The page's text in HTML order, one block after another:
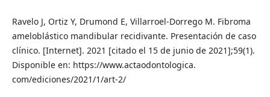
Ravelo J, Ortiz Y, Drumond E, Villarroel-Dorrego M. Fibroma
ameloblástico mandibular recidivante. Presentación de caso
clínico. [Internet]. 2021 [citado el 15 de junio de 2021];59(1).
Disponible en: https://www.actaodontologica.
com/ediciones/2021/1/art-2/